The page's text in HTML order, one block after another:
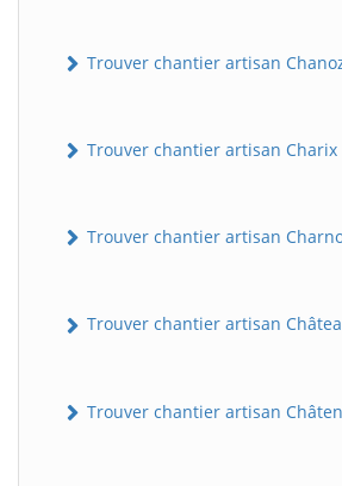
Trouver chantier artisan
Trouver chantier artisan Charix
Trouver chantier artisan
Trouver chantier artisan
Trouver chantier artisan